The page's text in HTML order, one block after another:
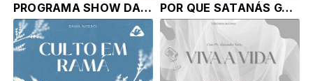
PROGRAMA SHOW DA MANHÃ - TONY CORRÊA | 02.07.26 POR QUE SATANÁS GASTOU 6.000 DEMÔNIOS EM UM HOMEM SÓ?